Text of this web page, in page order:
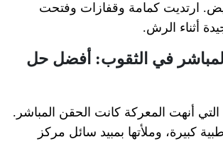
ارتديت كمامة وقفازات وفتحت
أثناء الرش.
في الثقوب: أفضل حل
أنهت المعركة كانت الحقن المباشر.
كبيرة، وملأتها بمبيد سائل مركز